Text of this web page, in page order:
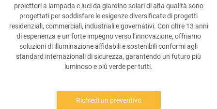
proiettori a lampada e luci da giardino solari di alta qualità sono
progettati per soddisfare le esigenze diversificate di progetti
residenziali, commerciali, industriali e governativi. Con oltre 13 anni
di esperienza e un forte impegno verso l’innovazione, offriamo
soluzioni di illuminazione affidabili e sostenibili conformi agli
standard internazionali di sicurezza, garantendo un futuro più
luminoso e più verde per tutti.
Richiedi un preventivo